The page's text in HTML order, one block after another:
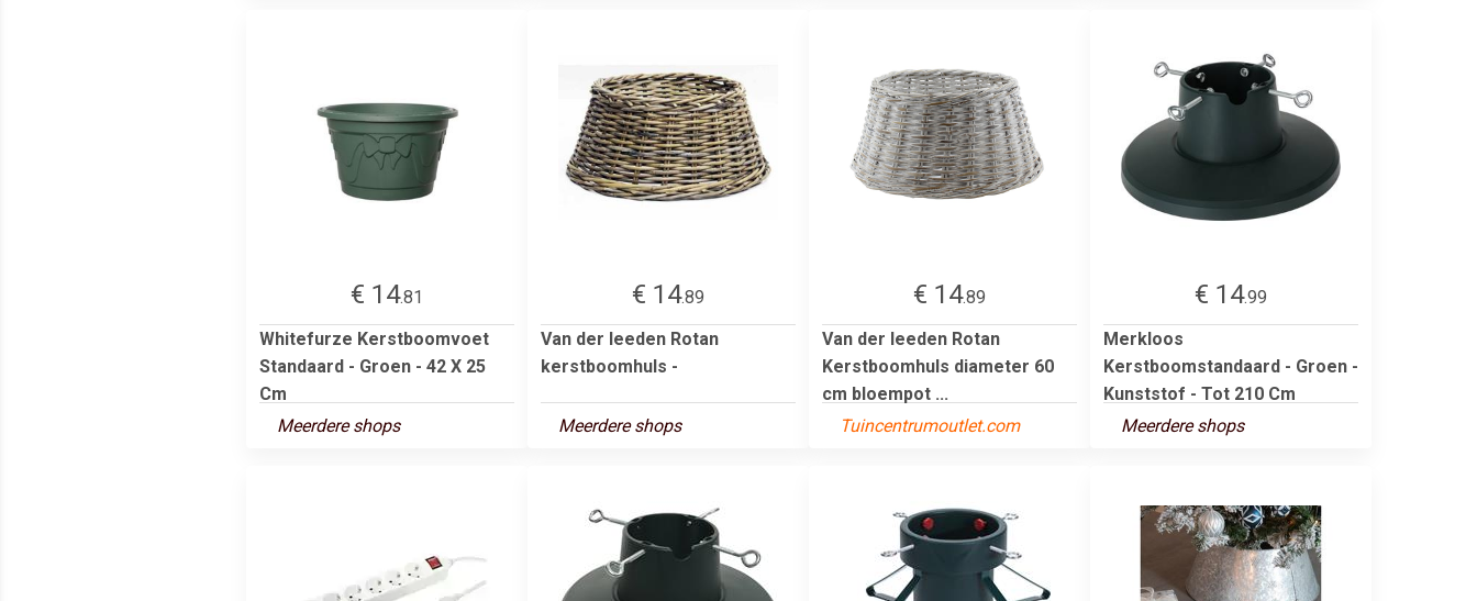
€ 14.81
Whitefurze Kerstboomvoet
Standaard - Groen - 42 X 25
Cm
Meerdere shops
€ 14.89
Van der leeden Rotan
kerstboomhuls -
Meerdere shops
€ 14.89
Van der leeden Rotan
Kerstboomhuls diameter 60
cm bloempot ...
Tuincentrumoutlet.com
€ 14.99
Merkloos
Kerstboomstandaard - Groen -
Kunststof - Tot 210 Cm
Meerdere shops